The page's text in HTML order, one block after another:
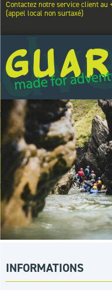
Contactez notre service client
(appel local non surtaxé)
INFORMATIONS